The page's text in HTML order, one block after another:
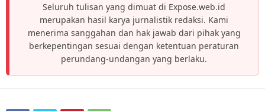
Seluruh tulisan yang dimuat di Expose.web.id
merupakan hasil karya jurnalistik redaksi. Kami
menerima sanggahan dan hak jawab dari pihak yang
berkepentingan sesuai dengan ketentuan peraturan
perundang-undangan yang berlaku.